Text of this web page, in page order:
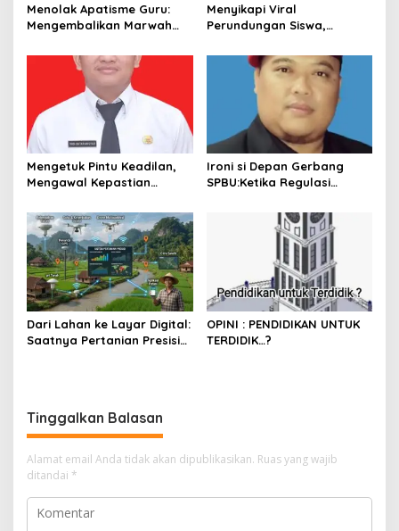
Menolak Apatisme Guru:
Mengembalikan Marwah
Bayang Kriminalisasi
Menyikapi Viral
Perundungan Siswa,
Fondasi Etika di Sekolah
Mengetuk Pintu Keadilan,
Mengawal Kepastian
APBN
Ironi si Depan Gerbang
SPBU:Ketika Regulasi
Membentur Perut Rakyat
Dari Lahan ke Layar Digital:
Saatnya Pertanian Presisi
OPINI : PENDIDIKAN UNTUK
TERDIDIK…?
Tinggalkan Balasan
Alamat email Anda tidak akan dipublikasikan. Ruas yang wajib
ditandai *